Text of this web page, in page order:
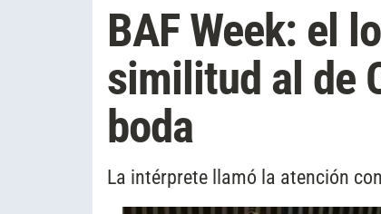
BAF Week: el
similitud al de
boda
La intérprete llamó la atención